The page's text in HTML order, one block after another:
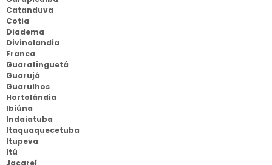
Catanduva
Cotia
Diadema
Divinolandia
Franca
Guaratinguetá
Guarujá
Guarulhos
Hortolândia
Ibiúna
Indaiatuba
Itaquaquecetuba
Itupeva
Itú
Jacareí